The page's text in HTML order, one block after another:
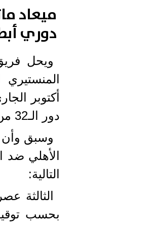
ميعاد
دوري
ويحل
دور الـ32 من بطولة دوري أبطال أفريقيا.
وسبق وأن
الأهلي ضد
التالية:
الثالثة
بحسب